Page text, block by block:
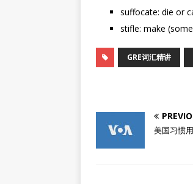
suffocate: die or
stifle: make
GRE词汇精讲
美国习惯